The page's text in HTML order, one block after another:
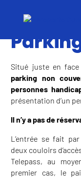
NOTRE
Situé juste en
parking non
personnes
présentation d’un
Il n’y a pas de
L’entrée se fait
deux couloirs
Telepass, au
premier cas, le